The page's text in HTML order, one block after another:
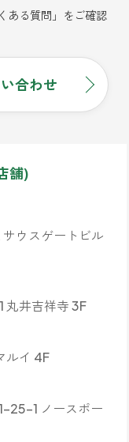
ある質問」をご確認
合わせ
舗)
ウスゲートビル
丸井吉祥寺 3F
ルイ 4F
25-1 ノースポー